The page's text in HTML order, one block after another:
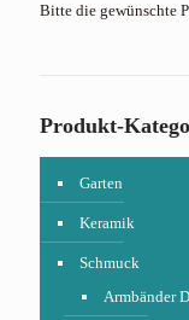
Bitte die gewünschte
Produkt-
Garten
Keramik
Schmuck
Armbänder